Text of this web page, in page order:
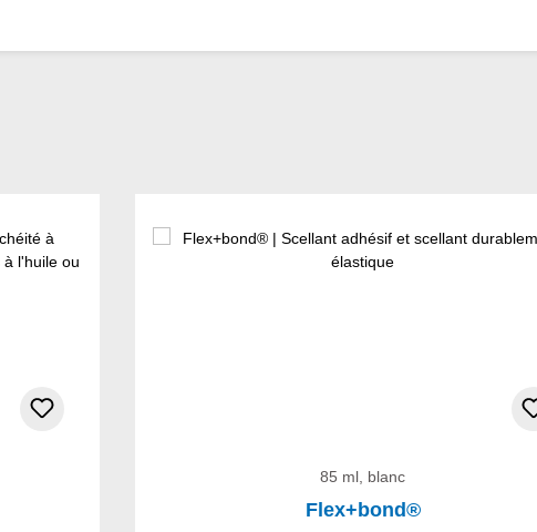
85 ml, blanc
Flex+bond®